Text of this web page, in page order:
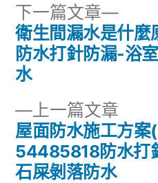
文
章
導
覽
上一篇文章
一
篇
屋面防水施工方案
54485818防水打
石屎剝落防水
下一篇文章
下
一
篇
衛生間漏水是什
防水打針防漏-浴
水